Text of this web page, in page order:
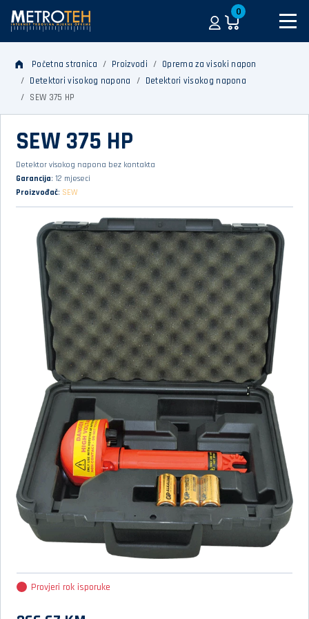
0
Početna stranica Proizvodi
Oprema za visoki napon
Detektori visokog napona
Detektori visokog napona
SEW 375 HP
SEW 375 HP
Detektor visokog napona bez kontakta
Garancija: 12 mjeseci
Proizvođač: SEW
Provjeri rok isporuke